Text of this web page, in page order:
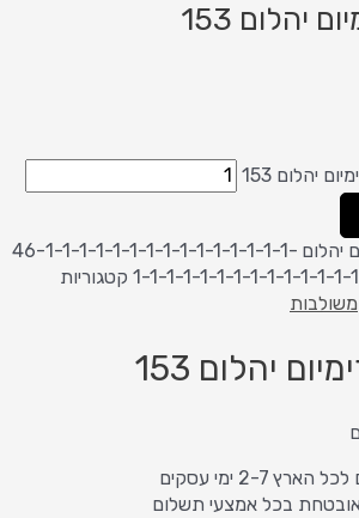
יהלום 153
יהלום 153
משולבות פרימיום יהלום 46-1-1-1-1-1-1-1-1-1-1-1-1-1-1-1-
1-1-1-1-1-1-1-1-1-1-1-1-1- קטגוריות
משולבות
יהלום 153
2-7 ימי עסקים